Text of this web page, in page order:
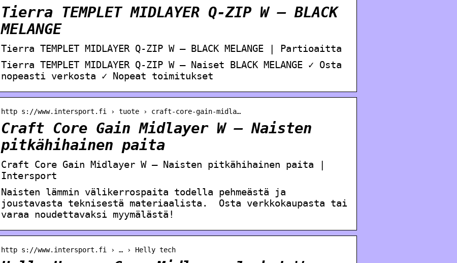
Tierra TEMPLET MIDLAYER Q-ZIP W – BLACK
MELANGE
Tierra TEMPLET MIDLAYER Q-ZIP W – BLACK MELANGE | Partioaitta
Tierra TEMPLET MIDLAYER Q-ZIP W – Naiset BLACK MELANGE ✓ Osta
nopeasti verkosta ✓ Nopeat toimitukset
http s://www.intersport.fi › tuote › craft-core-gain-midla…
Craft Core Gain Midlayer W – Naisten
pitkähihainen paita
Craft Core Gain Midlayer W – Naisten pitkähihainen paita |
Intersport
Naisten lämmin välikerrospaita todella pehmeästä ja
joustavasta teknisestä materiaalista. Osta verkkokaupasta tai
varaa noudettavaksi myymälästä!
http s://www.intersport.fi › … › Helly tech